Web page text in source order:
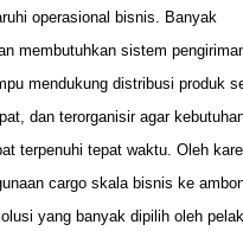
operasional bisnis. Banyak
membutuhkan sistem
mendukung distribusi produk
dan terorganisir agar
terpenuhi tepat waktu. Oleh
cargo skala bisnis ke
yang banyak dipilih oleh